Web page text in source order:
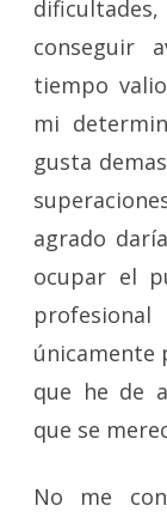
conseguir
tiempo
mi
gusta
agrado
ocupar el
únicamente
que he de
que se
No me